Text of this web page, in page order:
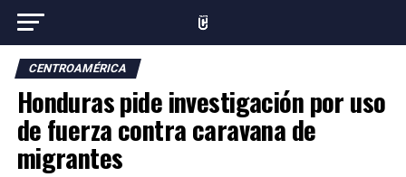
CENTROAMÉRICA
Honduras pide investigación por uso
de fuerza contra caravana de
migrantes